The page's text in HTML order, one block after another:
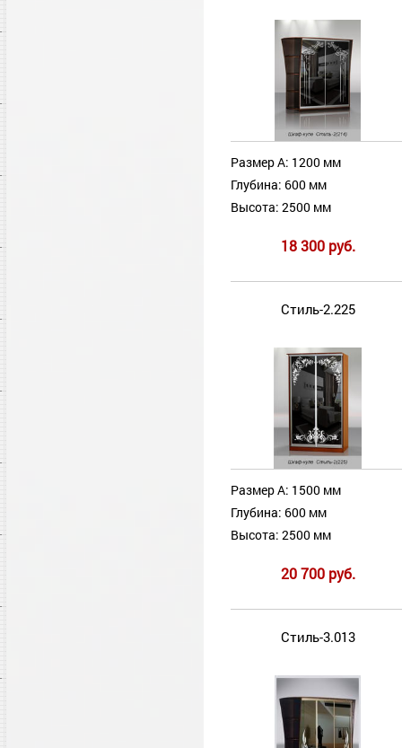
Размер А: 1200 мм
Глубина: 600 мм
Высота: 2500 мм
18 300 руб.
Стиль-2.225
Размер А: 1500 мм
Глубина: 600 мм
Высота: 2500 мм
20 700 руб.
Стиль-3.013